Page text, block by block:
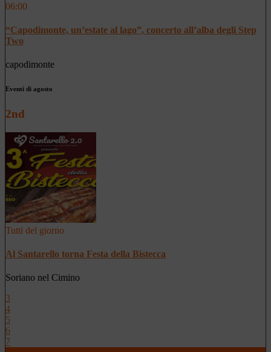
06:00
“Capodimonte, un’estate al lago”, concerto all’alba degli Step
Two
capodimonte
Eventi di agosto
2nd
Tutti del giorno
Al Santarello torna Festa della Bistecca
Soriano nel Cimino
3
4
5
6
7